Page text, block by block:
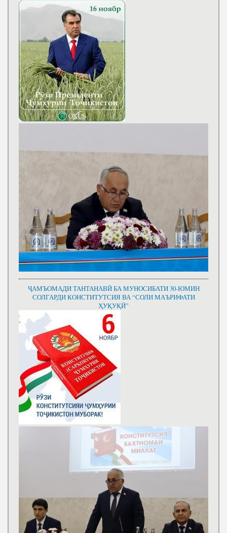
ҶАМЪОМАДИ ТАНТАНАВӢ БА МУНОСИБАТИ 30-ЮМИН
СОЛГАРДИ КОНСТИТУТСИЯ ВА “СОЛИ МАЪРИФАТИ
ҲУҚУҚӢ”